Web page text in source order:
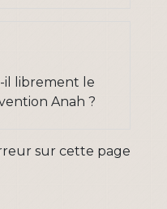
il librement le
Anah ?
sur cette page